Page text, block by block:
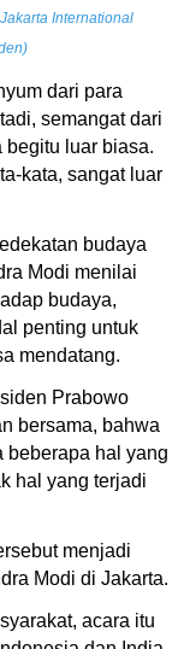
International
dari para
semangat dari
begitu luar biasa.
kata, sangat luar
budaya
Modi menilai
budaya,
penting untuk
mendatang.
Prabowo
bersama, bahwa
beberapa hal yang
hal yang terjadi
menjadi
Modi di Jakarta.
acara itu